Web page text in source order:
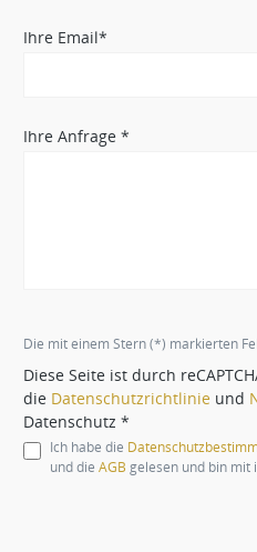
Ihre Email*
Ihre Anfrage *
Die mit einem Stern (*) markierten
Diese Seite ist durch
die Datenschutzrichtlinie und
Datenschutz *
Ich habe die
und die AGB gelesen und bin mit